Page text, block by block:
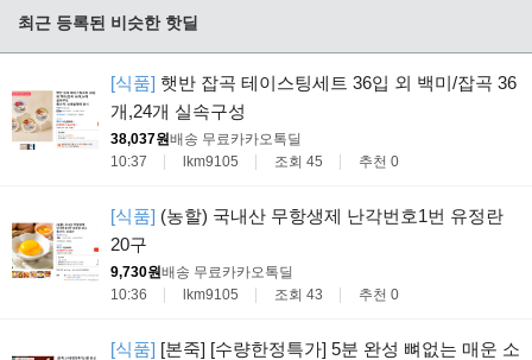
최근 등록된 비슷한 핫딜
[식품] 햇반 잡곡 테이스팅세트 36입 외 백미/잡곡 36
개,24개 실속구성
38,037원배송 무료카카오톡딜
10:37
lkm9105 조회 45 추천 0
[식품] (농할) 국내산 무항생제 난각번호1번 유정란
20구
9,730원배송 무료카카오톡딜
10:36
lkm9105 조회 43 추천 0
[식품] [본죽] [수량한정특가] 5분 완성 뼈없는 매운 소